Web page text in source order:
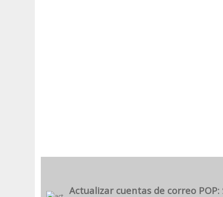
Actualizar cuentas de correo POP: